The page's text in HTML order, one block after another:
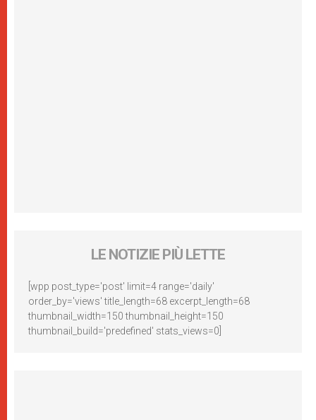
LE NOTIZIE PIÙ LETTE
[wpp post_type='post' limit=4 range='daily'
order_by='views' title_length=68 excerpt_length=68
thumbnail_width=150 thumbnail_height=150
thumbnail_build='predefined' stats_views=0]